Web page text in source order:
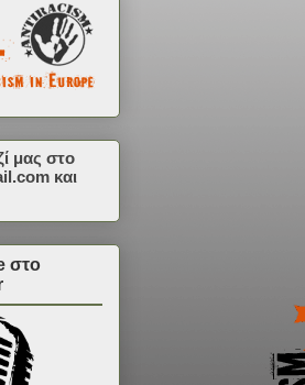
μας στο
και
στο